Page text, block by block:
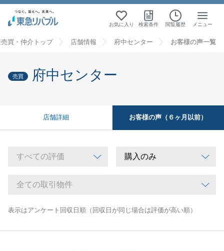
お気に入り 検索条件 閲覧履歴 メニュー
買・仲介トップ 店舗情報 府中センター お客様の声一覧
売買 府中センター
店舗詳細 お客様の声（６ヶ月以前）
表示はアンケート回収日順（回収日が同じ場合は評価が高い順）